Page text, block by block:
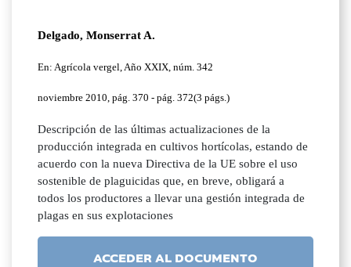
Delgado, Monserrat A.
En: Agrícola vergel, Año XXIX, núm. 342
noviembre 2010, pág. 370 - pág. 372(3 págs.)
Descripción de las últimas actualizaciones de la
producción integrada en cultivos hortícolas, estando de
acuerdo con la nueva Directiva de la UE sobre el uso
sostenible de plaguicidas que, en breve, obligará a
todos los productores a llevar una gestión integrada de
plagas en sus explotaciones
ACCEDER AL DOCUMENTO